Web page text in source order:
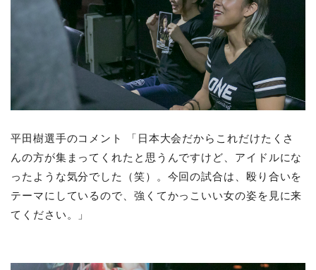
平田樹選手のコメント 「日本大会だからこれだけたくさ
んの方が集まってくれたと思うんですけど、アイドルにな
ったような気分でした（笑）。今回の試合は、殴り合いを
テーマにしているので、強くてかっこいい女の姿を見に来
てください。」